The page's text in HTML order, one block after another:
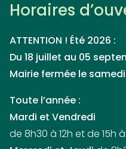
Horaires
ATTENTION ! Été 2026 :
Du 18 juillet au 05
Mairie fermée le samedi
Toute l’année :
Mardi et Vendredi
de 8h30 à 12h et de 15h à